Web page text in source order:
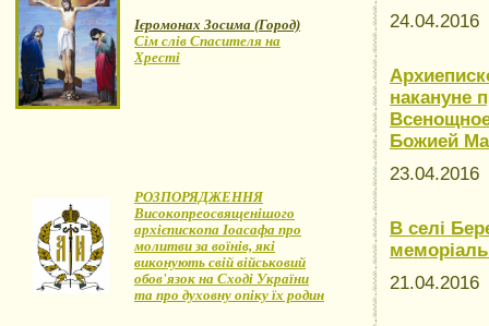
Ієромонах Зосима (Город)
Сім слів Спасителя на
Хресті
РОЗПОРЯДЖЕННЯ
Високопреосвященішого
архієпископа Іоасафа про
молитви за воїнів, які
виконують свій військовий
обов'язок на Сході України
та про духовну опіку їх родин
24.04.2016
накануне
Божией
23.04.2016
В селі
21.04.2016